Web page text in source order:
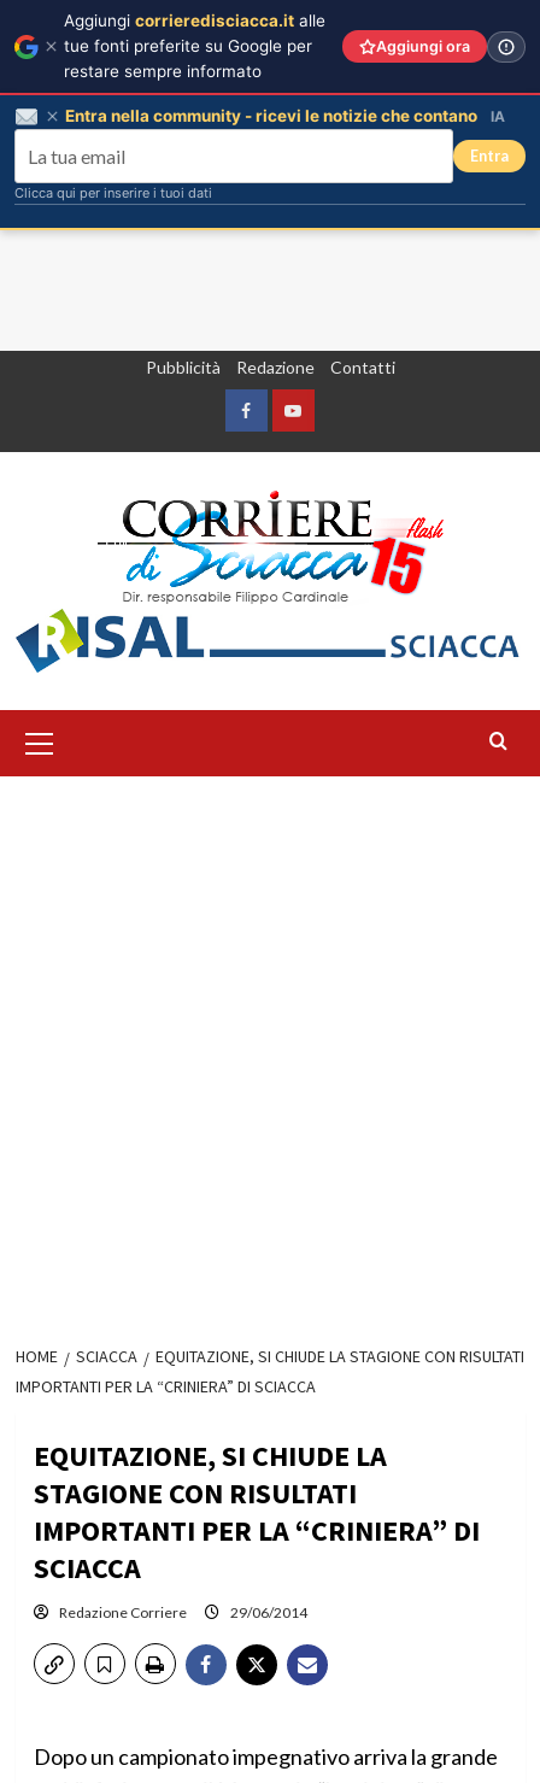
Pubblicità Redazione Contatti
FacebookYountube
principale
HOME SCIACCA
EQUITAZIONE, SI CHIUDE LA STAGIONE CON RISULTATI
IMPORTANTI PER LA “CRINIERA” DI SCIACCA
EQUITAZIONE, SI CHIUDE LA
STAGIONE CON RISULTATI
IMPORTANTI PER LA “CRINIERA” DI
SCIACCA
Redazione Corriere 29/06/2014
Dopo un campionato impegnativo arriva la grande
Aggiungi corrieredisciacca.it alle
tue fonti preferite su Google per
restare sempre informato
Aggiungi ora
Entra nella community - ricevi le notizie che contano IA
Entra
Clicca qui per inserire i tuoi dati